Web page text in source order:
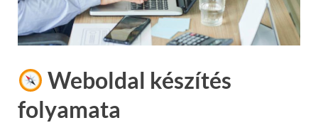
Weboldal készítés
folyamata